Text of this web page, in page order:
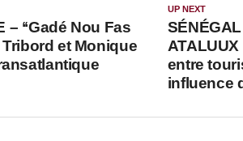
UP NEXT
entre
influence
– ‘‘Gadé Nou Fas
Tribord et Monique